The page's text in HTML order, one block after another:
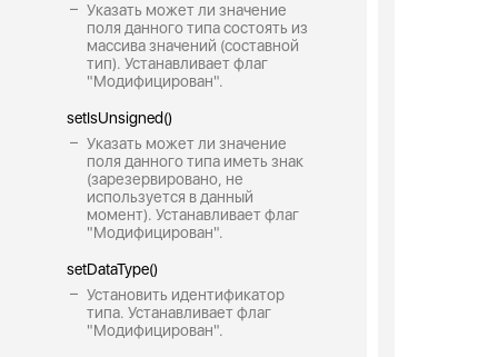
Указать может ли значение
поля данного типа состоять из
массива значений (составной
тип). Устанавливает флаг
"Модифицирован".
setIsUnsigned()
Указать может ли значение
поля данного типа иметь знак
(зарезервировано, не
используется в данный
момент). Устанавливает флаг
"Модифицирован".
setDataType()
Установить идентификатор
типа. Устанавливает флаг
"Модифицирован".